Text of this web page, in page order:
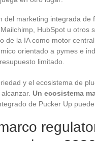
del marketing integrada
HubSpot u otros
de la IA como motor
orientado a pymes e
limitado.
y el ecosistema de
Un ecosistema
de Pucker Up